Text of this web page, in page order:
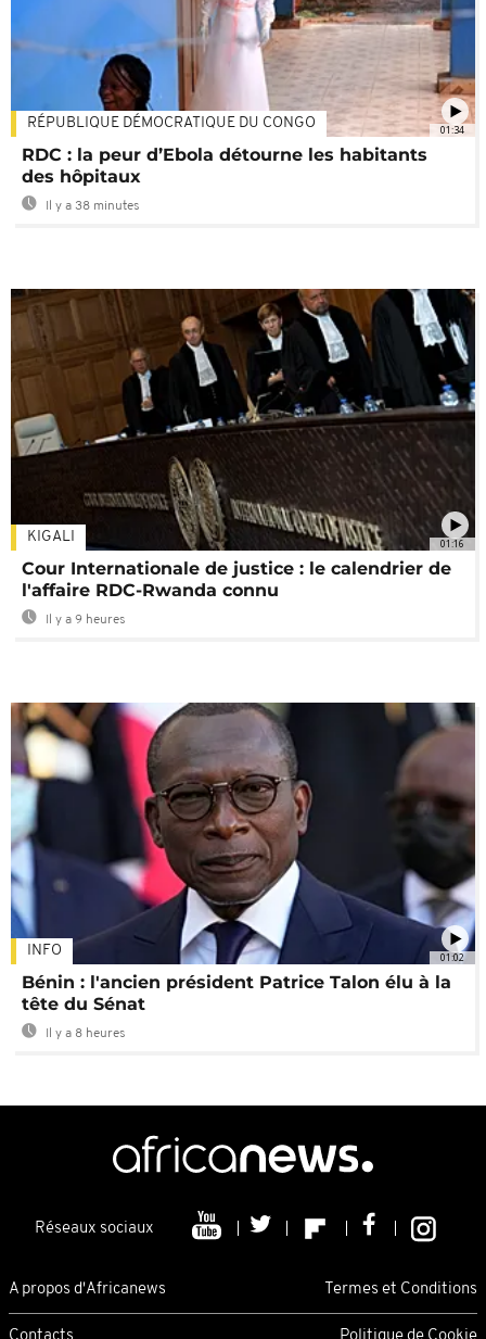
01:34
RÉPUBLIQUE DÉMOCRATIQUE DU CONGO
RDC : la peur d’Ebola détourne les habitants
des hôpitaux
Il y a 38 minutes
01:16
KIGALI
Cour Internationale de justice : le calendrier de
l'affaire RDC-Rwanda connu
Il y a 9 heures
01:02
INFO
Bénin : l'ancien président Patrice Talon élu à la
tête du Sénat
Il y a 8 heures
Réseaux sociaux
A propos d'Africanews Termes et Conditions